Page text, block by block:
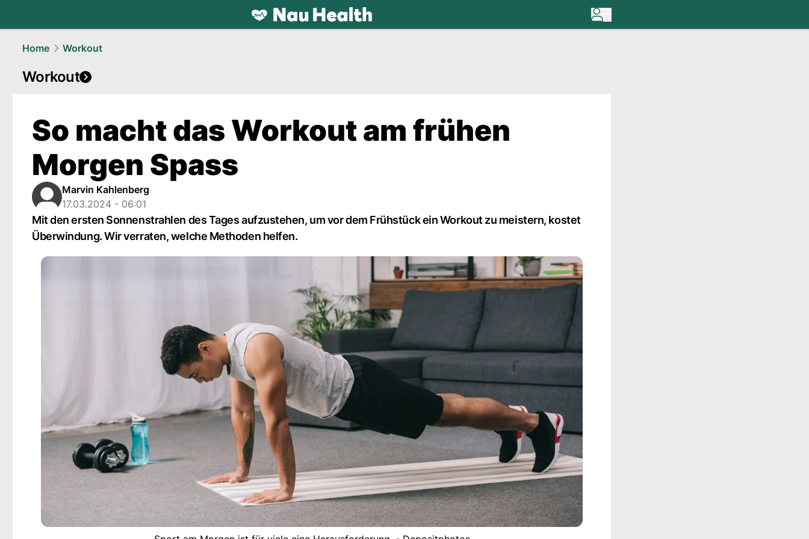
health.NAU.ch
Home
Workout
Workout
So macht das Workout am frühen
Morgen Spass
Marvin Kahlenberg
17.03.2024 - 06:01
Mit den ersten Sonnenstrahlen des Tages aufzustehen, um vor dem Frühstück ein Workout zu meistern, kostet
Überwindung. Wir verraten, welche Methoden helfen.